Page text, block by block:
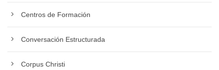
Centros de Formación
Conversación Estructurada
Corpus Christi